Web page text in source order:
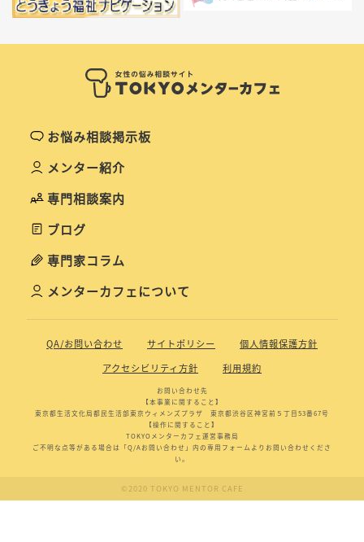
お悩み相談掲示板
メンター紹介
専門相談案内
ブログ
専門家コラム
メンターカフェについて
QA/お問い合わせ サイトポリシー
個人情報保護方針
アクセシビリティ方針
利用規約
お問い合わせ先
【本事業に関すること】
東京都生活文化局都民生活部東京ウィメンズプラザ 東京都渋谷区神宮前５丁目53番67号
【操作に関すること】
TOKYOメンターカフェ運営事務局
ご不明な点等がある場合は「Q/Aお問い合わせ」内の専用フォームよりお問い合わせくださ
い。
©2020 TOKYO MENTOR CAFE